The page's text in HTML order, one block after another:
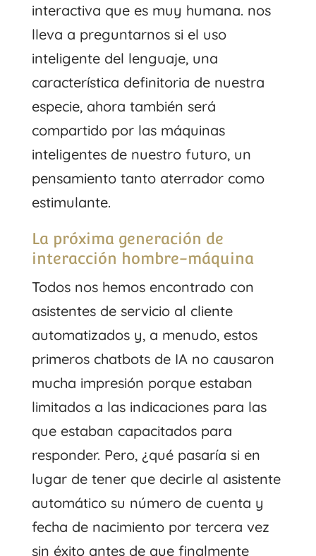
interactiva que es muy humana. nos
lleva a preguntarnos si el uso
inteligente del lenguaje, una
característica definitoria de nuestra
especie, ahora también será
compartido por las máquinas
inteligentes de nuestro futuro, un
pensamiento tanto aterrador como
estimulante.
La próxima generación de
interacción hombre-máquina
Todos nos hemos encontrado con
asistentes de servicio al cliente
automatizados y, a menudo, estos
primeros chatbots de IA no causaron
mucha impresión porque estaban
limitados a las indicaciones para las
que estaban capacitados para
responder. Pero, ¿qué pasaría si en
lugar de tener que decirle al asistente
automático su número de cuenta y
fecha de nacimiento por tercera vez
sin éxito antes de que finalmente